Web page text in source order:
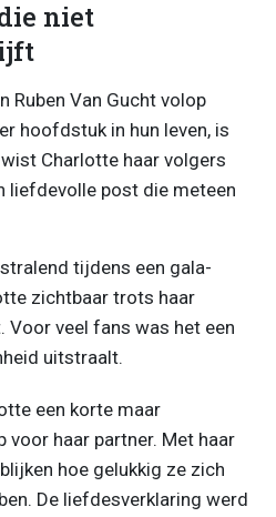
niet
Ruben Van Gucht volop
hoofdstuk in hun leven, is
Charlotte haar volgers
liefdevolle post die meteen
tijdens een gala-
zichtbaar trots haar
Voor veel fans was het een
uitstraalt.
een korte maar
voor haar partner. Met haar
hoe gelukkig ze zich
De liefdesverklaring werd